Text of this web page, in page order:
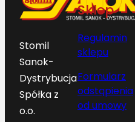
Stomil
Sanok-
Dystrybucja
Spółka z
o.o.
Sklep
Regulamin
sklepu
Formularz
odstąpienia
od umowy